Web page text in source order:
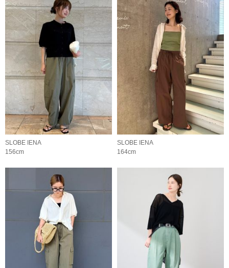
SLOBE IENA
156cm
SLOBE IENA
164cm